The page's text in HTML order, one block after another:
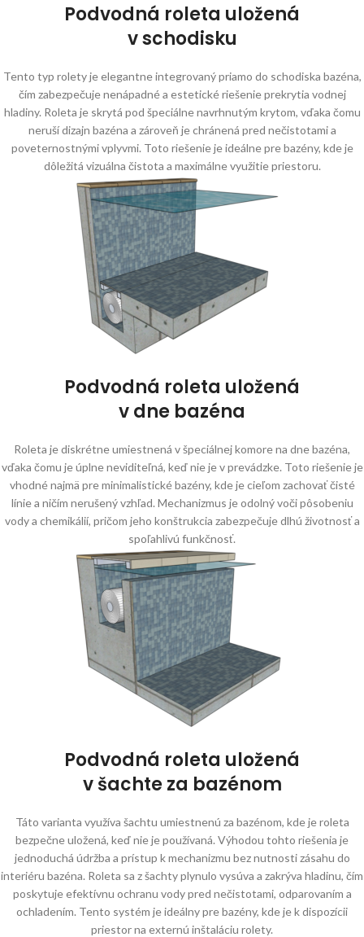
Podvodná roleta uložená
v schodisku
Tento typ rolety je elegantne integrovaný priamo do schodiska bazéna,
čím zabezpečuje nenápadné a estetické riešenie prekrytia vodnej
hladiny. Roleta je skrytá pod špeciálne navrhnutým krytom, vďaka čomu
neruší dizajn bazéna a zároveň je chránená pred nečistotami a
poveternostnými vplyvmi. Toto riešenie je ideálne pre bazény, kde je
dôležitá vizuálna čistota a maximálne využitie priestoru.
Podvodná roleta uložená
v dne bazéna
Roleta je diskrétne umiestnená v špeciálnej komore na dne bazéna,
vďaka čomu je úplne neviditeľná, keď nie je v prevádzke. Toto riešenie je
vhodné najmä pre minimalistické bazény, kde je cieľom zachovať čisté
línie a ničím nerušený vzhľad. Mechanizmus je odolný voči pôsobeniu
vody a chemikálií, pričom jeho konštrukcia zabezpečuje dlhú životnosť a
spoľahlivú funkčnosť.
Podvodná roleta uložená
v šachte za bazénom
Táto varianta využíva šachtu umiestnenú za bazénom, kde je roleta
bezpečne uložená, keď nie je používaná. Výhodou tohto riešenia je
jednoduchá údržba a prístup k mechanizmu bez nutnosti zásahu do
interiéru bazéna. Roleta sa z šachty plynulo vysúva a zakrýva hladinu, čím
poskytuje efektívnu ochranu vody pred nečistotami, odparovaním a
ochladením. Tento systém je ideálny pre bazény, kde je k dispozícii
priestor na externú inštaláciu rolety.